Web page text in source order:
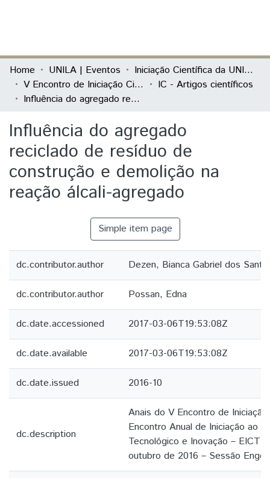
Communities & Collections
All of DSpace
Home UNILA | Eventos
Iniciação Científica da UNILA (IC)
V Encontro de Iniciação Científica e I Encontro Anual de Iniciação ao Desenvolvimento Tecnológico e Inovação
IC - Artigos científicos
Influência do agregado reciclado de resíduo de construção e demolição na reação álcali-agregado
Influência do agregado
reciclado de resíduo de
construção e demolição na
reação álcali-agregado
Simple item page
dc.contributor.author Dezen, Bianca Gabriel dos
dc.contributor.author Possan, Edna
dc.date.accessioned 2017-03-06T19:53:08Z
dc.date.available 2017-03-06T19:53:08Z
dc.date.issued 2016-10
dc.description
Anais do V Encontro de
Encontro Anual de Iniciação ao
Tecnológico e Inovação – EICTI
outubro de 2016 – Sessão